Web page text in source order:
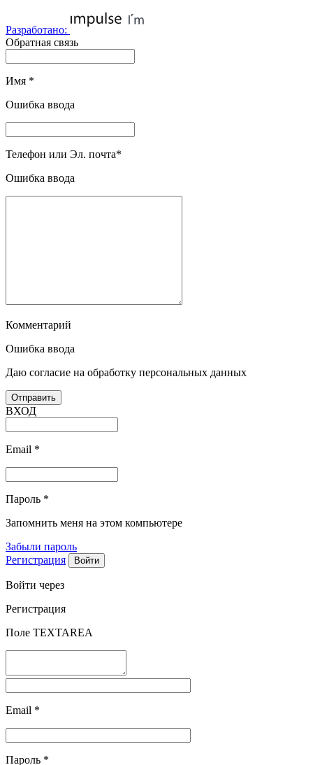
Разработано:
Обратная связь
Имя *
Ошибка ввода
Телефон или Эл. почта*
Ошибка ввода
Комментарий
Ошибка ввода
Даю согласие на обработку персональных данных
ВХОД
Email *
Пароль *
Запомнить меня на этом компьютере
Забыли пароль
Регистрация
Войти через
Регистрация
Поле TEXTAREA
Email *
Пароль *